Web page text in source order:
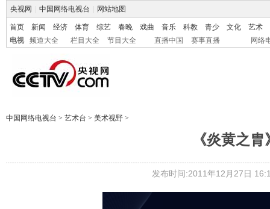
央视网 中国网络电视台 网站地图
首页 新闻 经济 体育 综艺 春晚 戏曲 音乐 科教 青少 文化
艺术
电视
频道大全 栏目大全 节目大全 直播中国 赛事直播 网络
中国网络电视台 > 艺术台 > 美术视野 >
《炎黄之
发布时间:2011年12月27日